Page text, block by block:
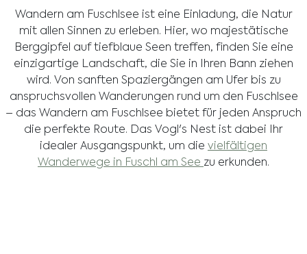
Wandern am Fuschlsee ist eine Einladung, die Natur
mit allen Sinnen zu erleben. Hier, wo majestätische
Berggipfel auf tiefblaue Seen treffen, finden Sie eine
einzigartige Landschaft, die Sie in Ihren Bann ziehen
wird. Von sanften Spaziergängen am Ufer bis zu
anspruchsvollen Wanderungen rund um den Fuschlsee
– das Wandern am Fuschlsee bietet für jeden Anspruch
die perfekte Route. Das Vogl's Nest ist dabei Ihr
idealer Ausgangspunkt, um die vielfältigen
Wanderwege in Fuschl am See zu erkunden.